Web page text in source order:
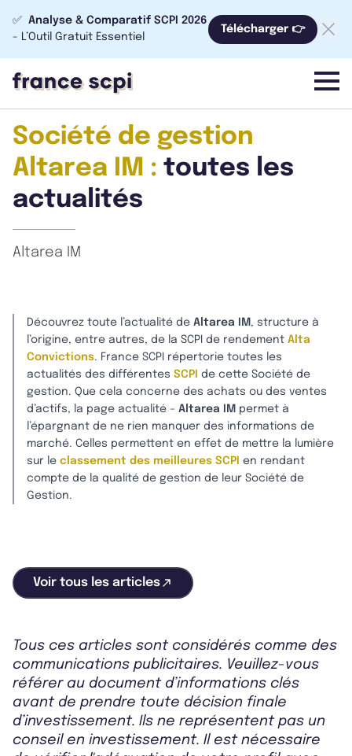
✅ Analyse & Comparatif SCPI 2026
- L’Outil Gratuit Essentiel
Télécharger 👉
menu
Société de gestion
Altarea IM : toutes les
actualités
Altarea IM
Découvrez toute l’actualité de Altarea IM , structure à
l’origine, entre autres, de la SCPI de rendement Alta
Convictions. France SCPI répertorie toutes les
actualités des différentes SCPI de cette Société de
gestion. Que cela concerne des achats ou des ventes
d’actifs, la page actualité – Altarea IM permet à
l’épargnant de ne rien manquer des informations de
marché. Celles permettent en effet de mettre la lumière
sur le classement des meilleures SCPI en rendant
compte de la qualité de gestion de leur Société de
Gestion.
Voir tous les articles
Tous ces articles sont considérés comme des
communications publicitaires. Veuillez-vous
référer au document d’informations clés
avant de prendre toute décision finale
d’investissement. Ils ne représentent pas un
conseil en investissement. Il est nécessaire